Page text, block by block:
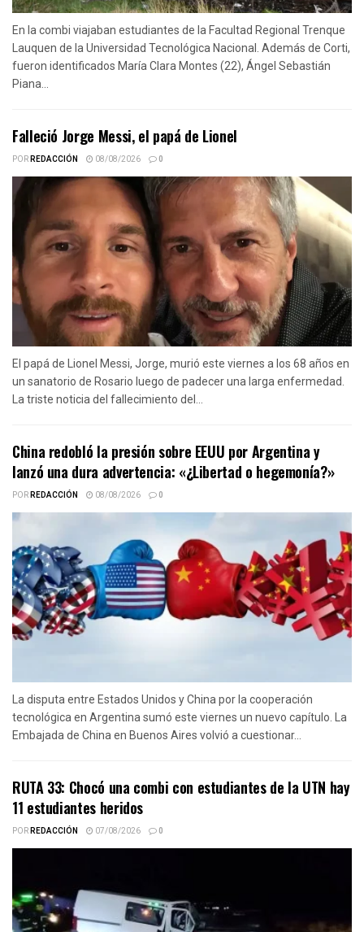
En la combi viajaban estudiantes de la Facultad Regional Trenque
Lauquen de la Universidad Tecnológica Nacional. Además de Corti,
fueron identificados María Clara Montes (22), Ángel Sebastián
Piana...
Falleció Jorge Messi, el papá de Lionel
PORREDACCIÓN 08/08/2026 0
El papá de Lionel Messi, Jorge, murió este viernes a los 68 años en
un sanatorio de Rosario luego de padecer una larga enfermedad.
La triste noticia del fallecimiento del...
China redobló la presión sobre EEUU por Argentina y
lanzó una dura advertencia: «¿Libertad o hegemonía?»
PORREDACCIÓN 08/08/2026 0
La disputa entre Estados Unidos y China por la cooperación
tecnológica en Argentina sumó este viernes un nuevo capítulo. La
Embajada de China en Buenos Aires volvió a cuestionar...
RUTA 33: Chocó una combi con estudiantes de la UTN hay
11 estudiantes heridos
PORREDACCIÓN 07/08/2026 0